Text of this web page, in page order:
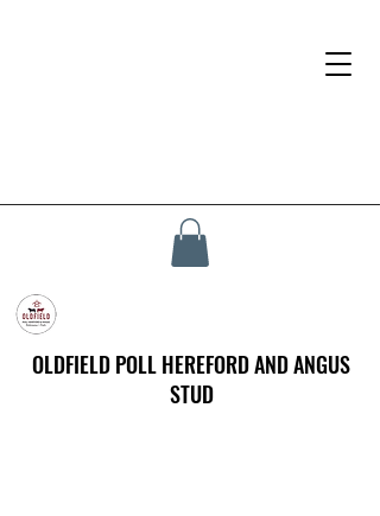
OLDFIELD POLL HEREFORD AND ANGUS
STUD